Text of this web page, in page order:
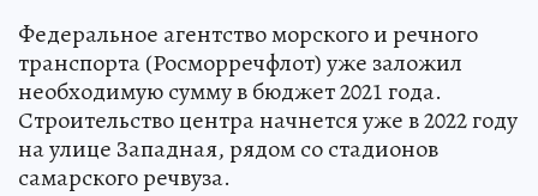
Федеральное агентство морского и речного
транспорта (Росморречфлот) уже заложил
необходимую сумму в бюджет 2021 года.
Строительство центра начнется уже в 2022 году
на улице Западная, рядом со стадионов
самарского речвуза.